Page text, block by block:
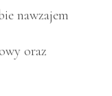
nawzajem
oraz